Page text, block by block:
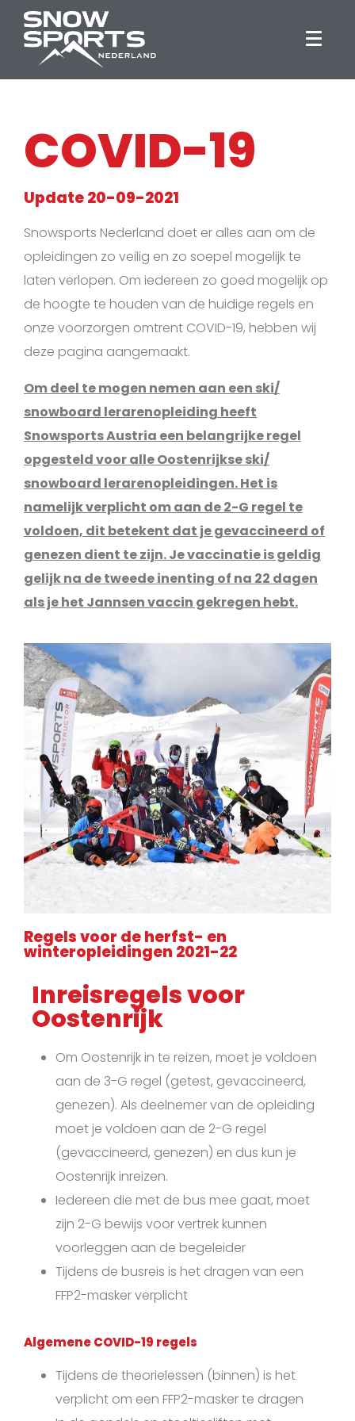
COVID-19
Update 20-09-2021
Snowsports Nederland doet er alles aan om de
opleidingen zo veilig en zo soepel mogelijk te
laten verlopen. Om iedereen zo goed mogelijk op
de hoogte te houden van de huidige regels en
onze voorzorgen omtrent COVID-19, hebben wij
deze pagina aangemaakt.
Om deel te mogen nemen aan een ski/
snowboard lerarenopleiding heeft
Snowsports Austria een belangrijke regel
opgesteld voor alle Oostenrijkse ski/
snowboard lerarenopleidingen. Het is
namelijk verplicht om aan de 2-G regel te
voldoen, dit betekent dat je gevaccineerd of
genezen dient te zijn. Je vaccinatie is geldig
gelijk na de tweede inenting of na 22 dagen
als je het Jannsen vaccin gekregen hebt.
Regels voor de herfst- en
winteropleidingen 2021-22
Inreisregels voor
Oostenrijk
Om Oostenrijk in te reizen, moet je voldoen
aan de 3-G regel (getest, gevaccineerd,
genezen). Als deelnemer van de opleiding
moet je voldoen aan de 2-G regel
(gevaccineerd, genezen) en dus kun je
Oostenrijk inreizen.
Iedereen die met de bus mee gaat, moet
zijn 2-G bewijs voor vertrek kunnen
voorleggen aan de begeleider
Tijdens de busreis is het dragen van een
FFP2-masker verplicht
Algemene COVID-19 regels
Tijdens de theorielessen (binnen) is het
verplicht om een FFP2-masker te dragen